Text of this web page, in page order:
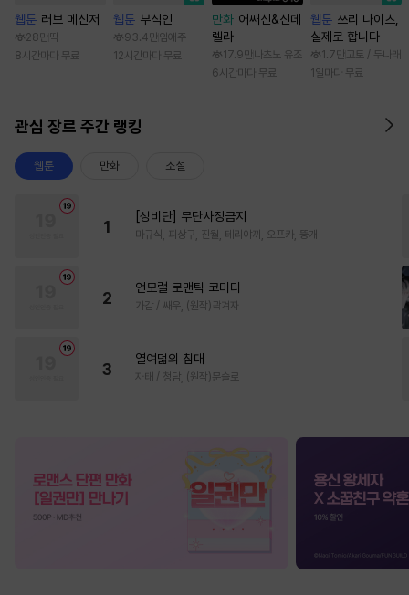
웹툰 러브 메신저
28만 딱
8시간마다 무료
웹툰 부식인
93.4만 임애주
12시간마다 무료
만화 어쌔신&신데
렐라
17.9만 나츠노 유조
6시간마다 무료
웹툰 쓰리 나이츠,
실제로 합니다
1.7만 고토 / 두나래
1일마다 무료
관심 장르 주간 랭킹
웹툰 만화 소설
1
[성비단] 무단사정금지
마규식, 피상구, 진월, 테리야끼, 오프카, 뚱개
2
언모럴 로맨틱 코미디
가감 / 쌔우, (원작)곽겨자
3
열여덟의 침대
자태 / 청담, (원작)문슬로